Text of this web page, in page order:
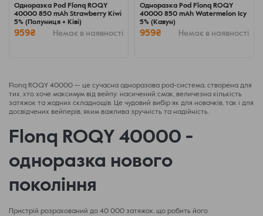
Одноразка Pod Flonq ROQY
40000 850 mAh Strawberry Kiwi
5% (Полуниця + Ківі)
959₴ Немає в наявності
Одноразка Pod Flonq ROQY
40000 850 mAh Watermelon Icy
5% (Кавун)
959₴ Немає в наявності
Flonq ROQY 40000 — це сучасна одноразова pod-система, створена для
тих, хто хоче максимум від вейпу: насичений смак, величезна кількість
затяжок та жодних складнощів. Це чудовий вибір як для новачків, так і для
досвідчених вейперів, яким важлива зручність та надійність.
Flonq ROQY 40000 -
одноразка нового
покоління
Пристрій розрахований до 40 000 затяжок, що робить його